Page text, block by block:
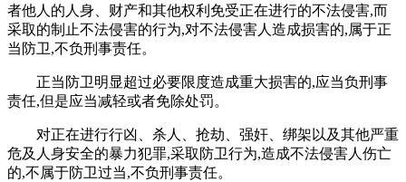
者他人的人身、财产和其他权利免受正在进行的不法侵害,而
采取的制止不法侵害的行为,对不法侵害人造成损害的,属于正
当防卫,不负刑事责任。
正当防卫明显超过必要限度造成重大损害的,应当负刑事
责任,但是应当减轻或者免除处罚。
对正在进行行凶、杀人、抢劫、强奸、绑架以及其他严重
危及人身安全的暴力犯罪,采取防卫行为,造成不法侵害人伤亡
的,不属于防卫过当,不负刑事责任。